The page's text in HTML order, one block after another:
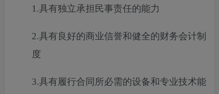
1.具有独立承担民事责任的能力
2.具有良好的商业信誉和健全的财务会计制
度
3.具有履行合同所必需的设备和专业技术能